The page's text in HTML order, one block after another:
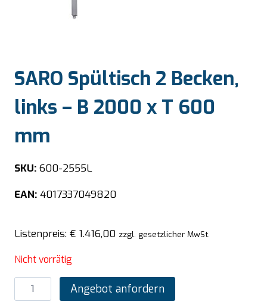
SARO Spültisch 2 Becken,
links – B 2000 x T 600
mm
SKU: 600-2555L
EAN: 4017337049820
Listenpreis: € 1.416,00 zzgl. gesetzlicher MwSt.
Nicht vorrätig
SARO
Spültisch
Angebot anfordern